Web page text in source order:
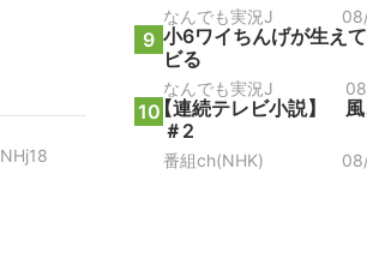
NHj18
なんでも実況J
9 小6ワイちんげが生え
ビる
なんでも実況J
10【連続テレビ小説】
＃2
番組ch(NHK)